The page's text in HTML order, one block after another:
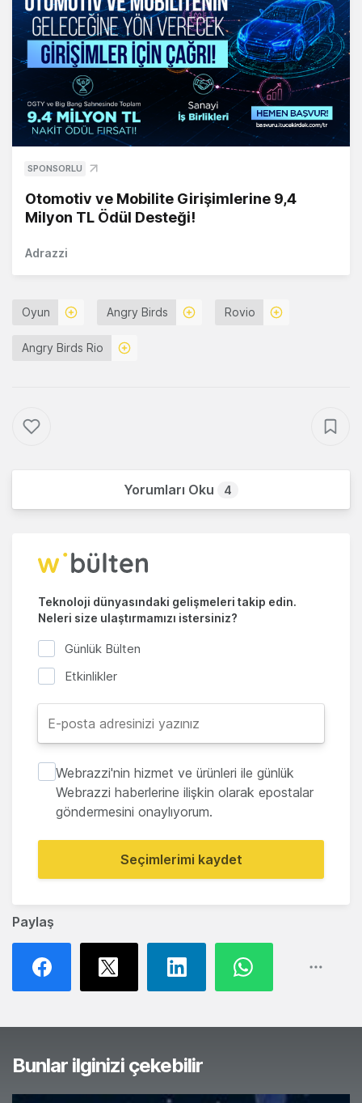
Paylaş
SPONSORLU
Otomotiv ve Mobilite Girişimlerine 9,4
Milyon TL Ödül Desteği!
Adrazzi
Oyun Angry Birds Rovio
Angry Birds Rio
Yorumları Oku 4
Teknoloji dünyasındaki gelişmeleri takip edin.
Neleri size ulaştırmamızı istersiniz?
Günlük Bülten
Etkinlikler
Webrazzi'nin hizmet ve ürünleri ile günlük
Webrazzi haberlerine ilişkin olarak epostalar
göndermesini onaylıyorum.
Seçimlerimi kaydet
Bunlar ilginizi çekebilir